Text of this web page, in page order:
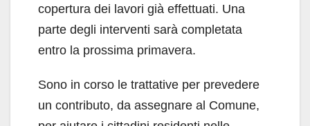
copertura dei lavori già effettuati. Una
parte degli interventi sarà completata
entro la prossima primavera.
Sono in corso le trattative per prevedere
un contributo, da assegnare al Comune,